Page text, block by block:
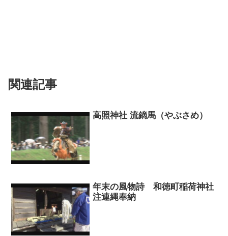
関連記事
高照神社 流鏑馬（やぶさめ）
年末の風物詩 和徳町稲荷神社
注連縄奉納